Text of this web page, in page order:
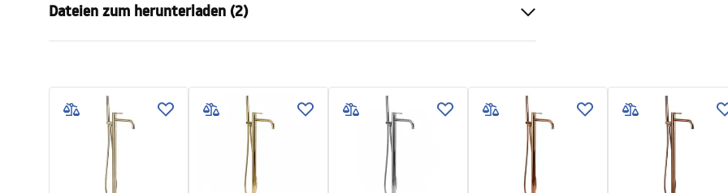
Montageart
Farbe
Chrom
Edelstahl, Messing
Auslauf Reichweite
Beschichtungstechnologie
Dateien zum herunterladen (2)
Warranty_Terms_and_Conditions_
Faucets_-_5.pdf
Pielegnacja.pdf